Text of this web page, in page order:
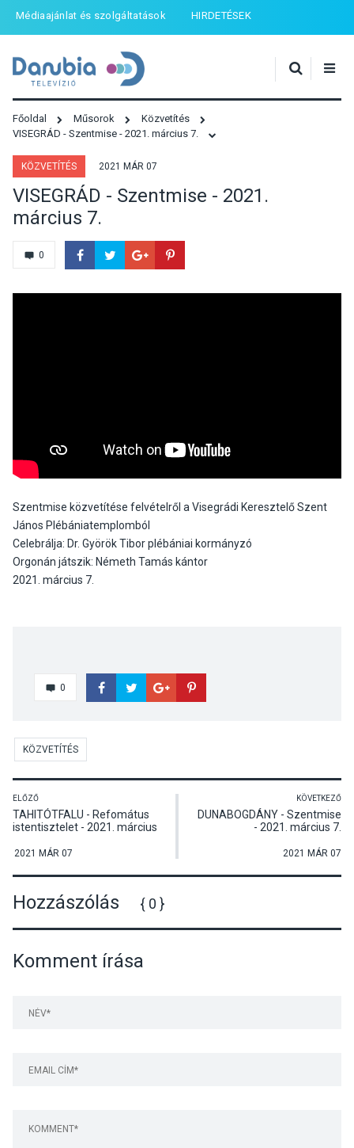
Médiaajánlat és szolgáltatások HIRDETÉSEK
Főoldal Műsorok
Közvetítés
VISEGRÁD - Szentmise - 2021. március 7.
KÖZVETÍTÉS 2021 MÁR 07
VISEGRÁD - Szentmise - 2021.
március 7.
0
Szentmise közvetítése felvételről a Visegrádi Keresztelő Szent
János Plébániatemplomból
Celebrálja: Dr. Györök Tibor plébániai kormányzó
Orgonán játszik: Németh Tamás kántor
2021. március 7.
0
KÖZVETÍTÉS
ELŐZŐ
TAHITÓTFALU - Refomátus
istentisztelet - 2021. március
2021 MÁR 07
KÖVETKEZŐ
DUNABOGDÁNY - Szentmise
- 2021. március 7.
2021 MÁR 07
Hozzászólás { 0 }
Komment írása